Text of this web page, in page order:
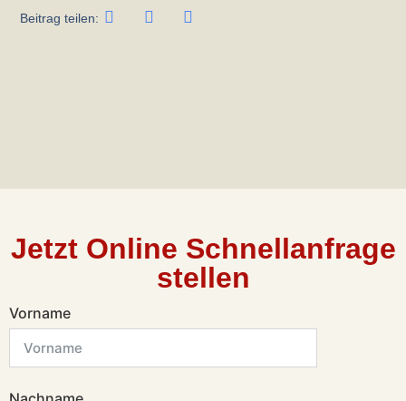
Beitrag teilen:
Jetzt Online Schnellanfrage
stellen
Vorname